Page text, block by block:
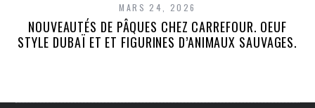
MARS 24, 2026
NOUVEAUTÉS DE PÂQUES CHEZ CARREFOUR. OEUF
STYLE DUBAÏ ET ET FIGURINES D’ANIMAUX SAUVAGES.